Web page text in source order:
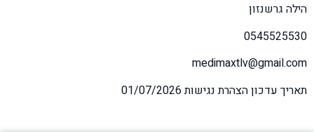
הילה גרשנזון
0545525530
medimaxtlv@gmail.com
תאריך עדכון הצהרת נגישות 01/07/2026